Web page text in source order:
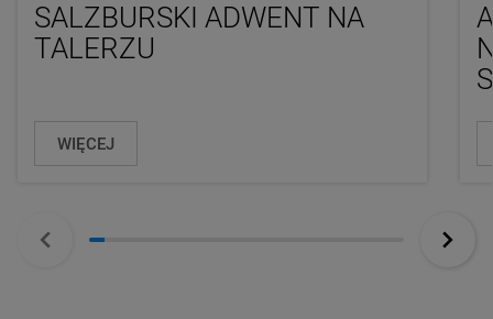
SALZBURSKI ADWENT NA
TALERZU
WIĘCEJ